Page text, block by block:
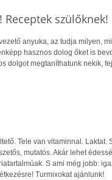
Receptek szülőknek!
anyuka, az tudja milyen,
hasznos dolog őket is
dolgot megtaníthatunk nekik,
Tele van vitaminnal.
mutatós. Akár lehet
S ami még jobb:
Turmixokat ajánlunk!